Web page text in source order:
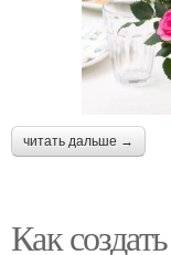
читать дальше →
Как